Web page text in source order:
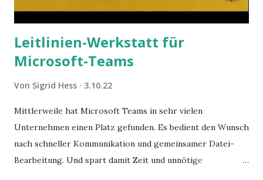
Leitlinien-Werkstatt für
Microsoft-Teams
Von Sigrid Hess 3.10.22
Mittlerweile hat Microsoft Teams in sehr vielen
Unternehmen einen Platz gefunden. Es bedient den Wunsch
nach schneller Kommunikation und gemeinsamer Datei-
Bearbeitung. Und spart damit Zeit und unnötige